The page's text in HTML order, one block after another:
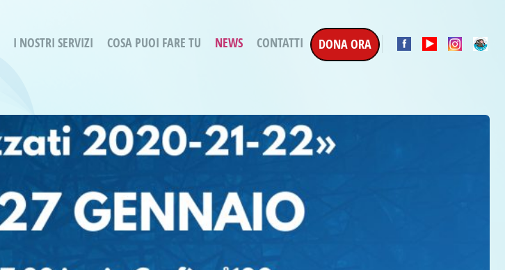
I NOSTRI SERVIZI
Bessimo Due
Servizio Fantasina:
Regina di Cuori
SMI Gli Acrobati – Lallio
Housing Sociale
ergoterapica
Oltre la Terapia
Progetti conclusi
COSA PUOI FARE TU NEWS CONTATTI DONA ORA